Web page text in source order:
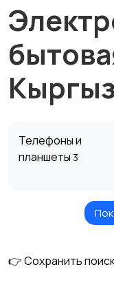
Телефоны и
планшеты 3
Компьютерная
👉 Сохранить